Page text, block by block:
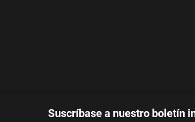
Suscríbase a nuestro boletín